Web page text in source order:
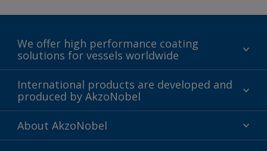
We offer high performance coating
solutions for vessels worldwide
Sustainability
History
International products are developed and
produced by AkzoNobel
Innovation
Definitions & Abbreviations
About AkzoNobel